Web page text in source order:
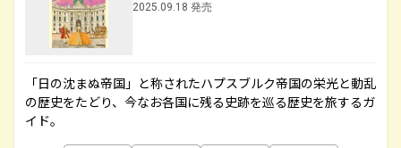
2025.09.18 発売
「日の沈まぬ帝国」と称されたハプスブルク帝国の栄光と動乱
の歴史をたどり、今なお各国に残る史跡を巡る歴史を旅するガ
イド。